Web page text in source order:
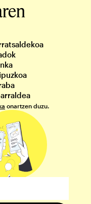
onartzen duzu.